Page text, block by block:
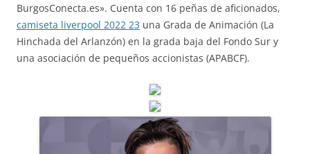
BurgosConecta.es». Cuenta con 16 peñas de aficionados,
camiseta liverpool 2022 23 una Grada de Animación (La
Hinchada del Arlanzón) en la grada baja del Fondo Sur y
una asociación de pequeños accionistas (APABCF).